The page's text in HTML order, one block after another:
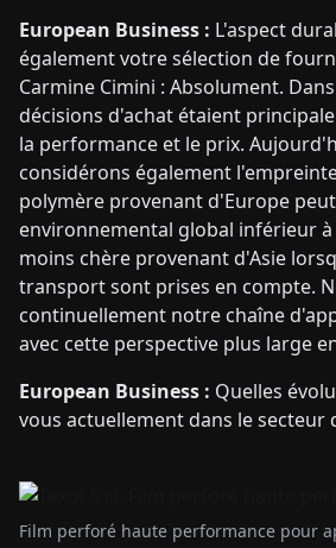
European Business : L'aspect
également votre sélection de
Carmine Cimini : Absolument.
décisions d'achat étaient
la performance et le prix.
considérons également
polymère provenant d'Europe
environnemental global inférieur
moins chère provenant d'Asie
transport sont prises en compte.
continuellement notre chaîne
avec cette perspective plus large
European Business : Quelles
vous actuellement dans le secteur
Film perforé haute performance pour